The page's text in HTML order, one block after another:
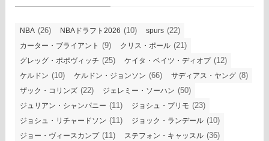
NBA (26) NBAドラフト2026 (10) spurs (22)
カーター・ブライアント (9) クリス・ポール (21)
グレッグ・ポポヴィッチ (25) ケイタ・ベイツ・ディオプ(12)
ケルドン (10) ケルドン・ジョンソン (66) サディアス・ヤング (8)
ザック・コリンズ (22) ジェレミー・ソーハン (50)
ジュリアン・シャンパニー (11) ジョシュ・プリモ (23)
ジョシュ・リチャードソン (11) ジョック・ランデール (10)
ジョー・ヴィースカンプ(11) ステフォン・キャッスル (36)